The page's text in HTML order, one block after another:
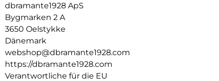
dbramante1928 ApS
Bygmarken 2 A
3650 Oelstykke
Dänemark
webshop@dbramante1928.com
https://dbramante1928.com
Verantwortliche für die EU